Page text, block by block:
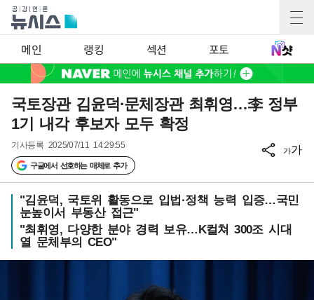
메인 랭킹 섹션 포토
국토장관 김윤덕·문체장관 최휘영…李 정부
1기 내각 후보자 모두 확정
기사등록 2025/07/11 14:29:55
구글에서 선호하는 매체로 추가
가가
"김윤덕, 국토위 활동으로 입법·정책 능력 입증…국민
눈높이서 부동산 접근"
"최휘영, 다양한 분야 경력 보유…K컬쳐 300조 시대
열 문체부의 CEO"